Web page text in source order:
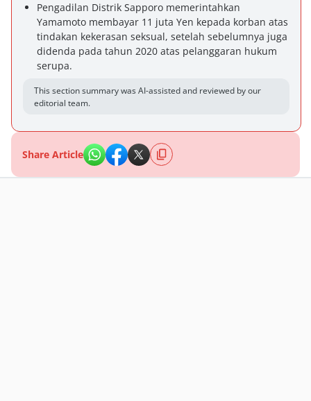
Pengadilan Distrik Sapporo memerintahkan
Yamamoto membayar 11 juta Yen kepada korban atas
tindakan kekerasan seksual, setelah sebelumnya juga
didenda pada tahun 2020 atas pelanggaran hukum
serupa.
This section summary was AI-assisted and reviewed by our
editorial team.
Share Article